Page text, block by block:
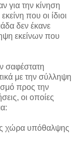
για την κίνηση
που οι ίδιοι
δεν έκανε
εκείνων που
σαφέστατη
με την σύλληψη
προς την
οι οποίες
χώρα υπόθαλψης